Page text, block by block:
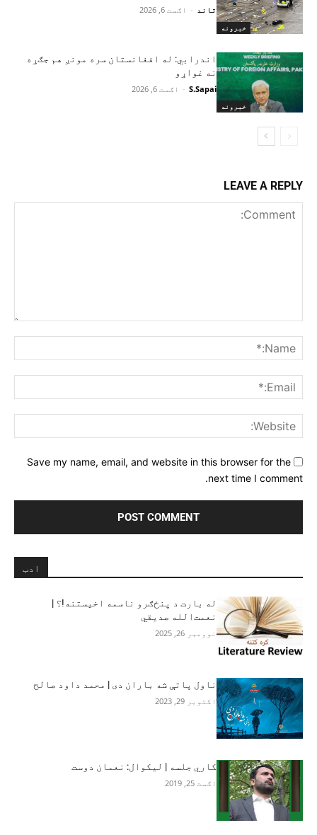
خبرونه
تاند - اګست 6, 2026
خبرونه
اندرابي: له افغانستان سره مونږ هم جګړه
نه غواړو
S.Sapai
- اګست 6, 2026
LEAVE A REPLY
Save my name, email, and website in this browser for the
next time I comment.
ادب
له بارت د پنځګرو ناسمه اخیستنه!؟ |
نعمت‌الله صدیقي
نوومبر 26, 2025
ناول پاتې شه باران دی | محمد داود صالح
اکتوبر 29, 2023
کاري جلسه | لیکوال: نعمان دوست
اګست 25, 2019